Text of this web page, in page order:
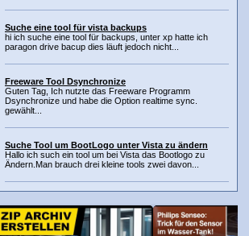
Suche eine tool für vista backups
hi ich suche eine tool für backups, unter xp hatte ich
paragon drive bacup dies läuft jedoch nicht...
Freeware Tool Dsynchronize
Guten Tag, Ich nutzte das Freeware Programm
Dsynchronize und habe die Option realtime sync.
gewählt...
Suche Tool um BootLogo unter Vista zu ändern
Hallo ich such ein tool um bei Vista das Bootlogo zu
Ändern.Man brauch drei kleine tools zwei davon...